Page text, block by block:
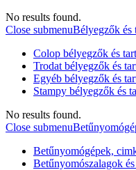
No results found.
Close submenuBélyegzők és
Colop bélyegzők és
Trodat bélyegzők és
Egyéb bélyegzők és
Stampy bélyegzők és
No results found.
Close submenu
Betűnyomógépek,
Betűnyomószalagok